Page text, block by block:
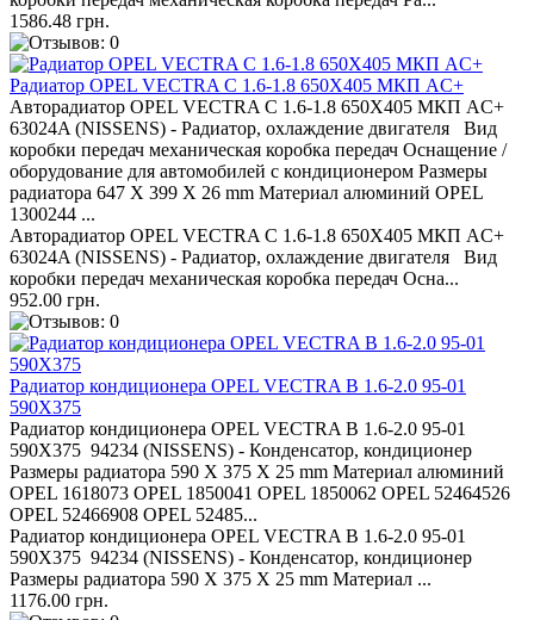
1586.48 грн.
Радиатор OPEL VECTRA C 1.6-1.8 650X405 МКП AC+
Авторадиатор OPEL VECTRA C 1.6-1.8 650X405 МКП AC+
63024A (NISSENS) - Радиатор, охлаждение двигателя Вид
коробки передач механическая коробка передач Оснащение /
оборудование для автомобилей с кондиционером Размеры
радиатора 647 X 399 X 26 mm Материал алюминий OPEL
1300244 ...
Авторадиатор OPEL VECTRA C 1.6-1.8 650X405 МКП AC+
63024A (NISSENS) - Радиатор, охлаждение двигателя Вид
коробки передач механическая коробка передач Осна...
952.00 грн.
Радиатор кондиционера OPEL VECTRA B 1.6-2.0 95-01
590X375
Радиатор кондиционера OPEL VECTRA B 1.6-2.0 95-01
590X375 94234 (NISSENS) - Конденсатор, кондиционер
Размеры радиатора 590 X 375 X 25 mm Материал алюминий
OPEL 1618073 OPEL 1850041 OPEL 1850062 OPEL 52464526
OPEL 52466908 OPEL 52485...
Радиатор кондиционера OPEL VECTRA B 1.6-2.0 95-01
590X375 94234 (NISSENS) - Конденсатор, кондиционер
Размеры радиатора 590 X 375 X 25 mm Материал ...
1176.00 грн.